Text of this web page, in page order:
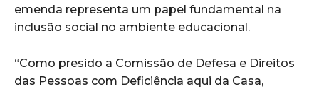
emenda representa um papel fundamental na
inclusão social no ambiente educacional.
“Como presido a Comissão de Defesa e Direitos
das Pessoas com Deficiência aqui da Casa,